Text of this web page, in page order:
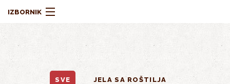
Skoči na glavni sadržaj
IZBORNIK
SVE JELA SA ROŠTILJA